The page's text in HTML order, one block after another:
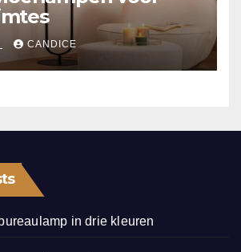
CANDICE
in drie kleuren